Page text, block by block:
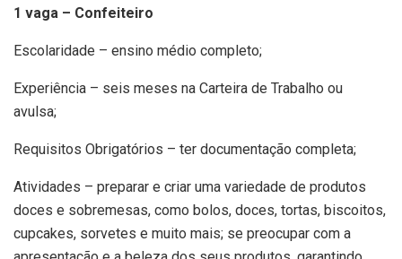
1 vaga – Confeiteiro
Escolaridade – ensino médio completo;
Experiência – seis meses na Carteira de Trabalho ou
avulsa;
Requisitos Obrigatórios – ter documentação completa;
Atividades – preparar e criar uma variedade de produtos
doces e sobremesas, como bolos, doces, tortas, biscoitos,
cupcakes, sorvetes e muito mais; se preocupar com a